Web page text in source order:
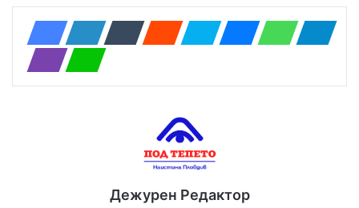
Дежурен Редактор